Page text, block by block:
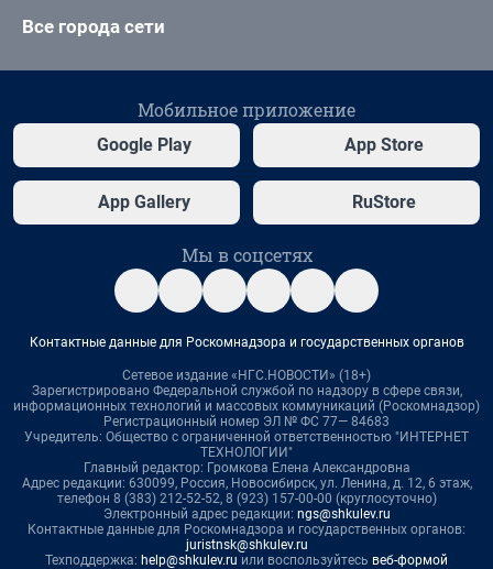
Все города сети
Мобильное приложение
Google Play App Store
App Gallery RuStore
Мы в соцсетях
Контактные данные для Роскомнадзора и государственных органов
Сетевое издание «НГС.НОВОСТИ» (18+)
Зарегистрировано Федеральной службой по надзору в сфере связи,
информационных технологий и массовых коммуникаций (Роскомнадзор)
Регистрационный номер ЭЛ № ФС 77— 84683
Учредитель: Общество с ограниченной ответственностью "ИНТЕРНЕТ
ТЕХНОЛОГИИ"
Главный редактор: Громкова Елена Александровна
Адрес редакции: 630099, Россия, Новосибирск, ул. Ленина, д. 12, 6 этаж,
телефон 8 (383) 212-52-52, 8 (923) 157-00-00 (круглосуточно)
Электронный адрес редакции: ngs@shkulev.ru
Контактные данные для Роскомнадзора и государственных органов:
juristnsk@shkulev.ru
Техподдержка: help@shkulev.ru или воспользуйтесь веб-формой